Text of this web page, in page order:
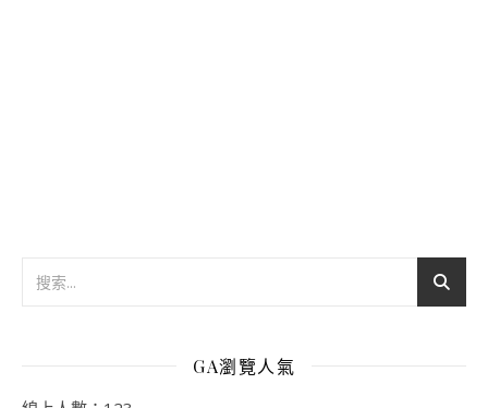
GA瀏覽人氣